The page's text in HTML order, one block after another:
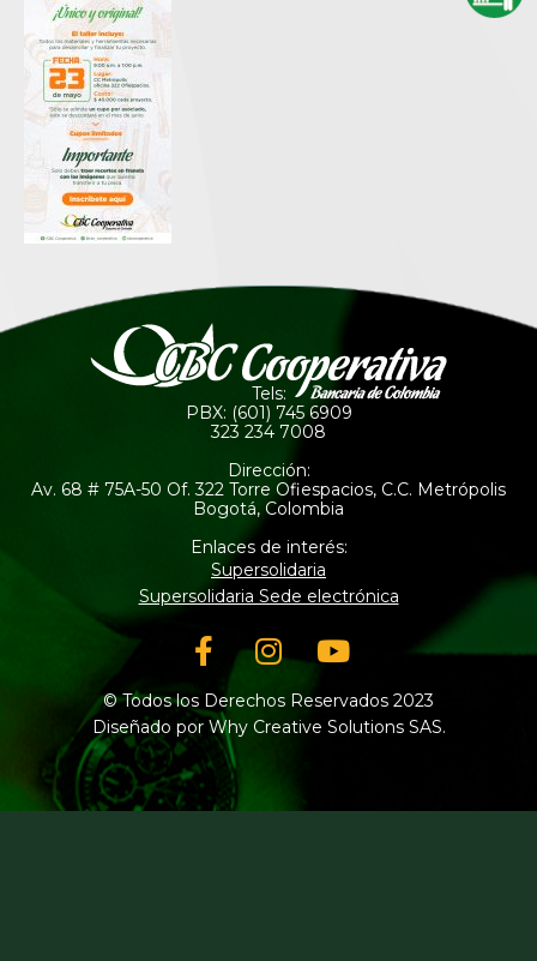
Tels:
PBX: (601) 745 6909
323 234 7008
Dirección:
Av. 68 # 75A-50 Of. 322 Torre Ofiespacios, C.C. Metrópolis
Bogotá, Colombia
Enlaces de interés:
Supersolidaria
Supersolidaria Sede electrónica
Facebook-
f
Instagram
Youtube
© Todos los Derechos Reservados 2023
Diseñado por Why Creative Solutions SAS.